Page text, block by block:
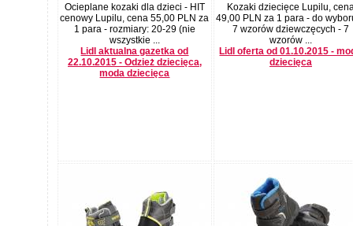
Ocieplane kozaki dla dzieci - HIT
cenowy Lupilu, cena 55,00 PLN za
1 para - rozmiary: 20-29 (nie
wszystkie ...
Lidl aktualna gazetka od
22.10.2015 - Odzież dziecięca,
moda dziecięca
Kozaki dziecięce Lupilu,
49,00 PLN za 1 para - do
7 wzorów dziewczęcych - 7
wzorów ...
Lidl oferta od 01.10.2015 -
dziecięca